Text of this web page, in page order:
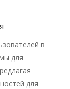
в
для
для